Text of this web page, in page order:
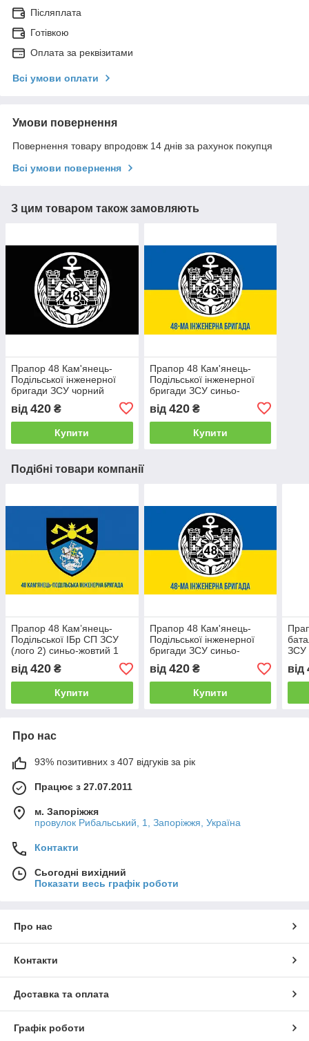
Післяплата
Готівкою
Оплата за реквізитами
Всі умови оплати
Умови повернення
Повернення товару впродовж 14 днів за рахунок покупця
Всі умови повернення
З цим товаром також замовляють
Прапор 48 Кам'янець-
Подільської інженерної
бригади ЗСУ чорний
від 420 ₴
Купити
Прапор 48 Кам'янець-
Подільської інженерної
бригади ЗСУ синьо-
від 420₴
Купити
Подібні товари компанії
Прапор 48 Кам’янець-
Подільської ІБр СП ЗСУ
(лого 2) синьо-жовтий 1
від 420 ₴
Купити
Прапор 48 Кам'янець-
Подільської інженерної
бригади ЗСУ синьо-
жовтий 1
від 420₴
Купити
ЗСУ
від
Про нас
93% позитивних з 407 відгуків за рік
Працює з 27.07.2011
м. Запоріжжя
провулок Рибальський, 1, Запоріжжя, Україна
Контакти
Сьогодні вихідний
Показати весь графік роботи
Про нас
Контакти
Доставка та оплата
Графік роботи